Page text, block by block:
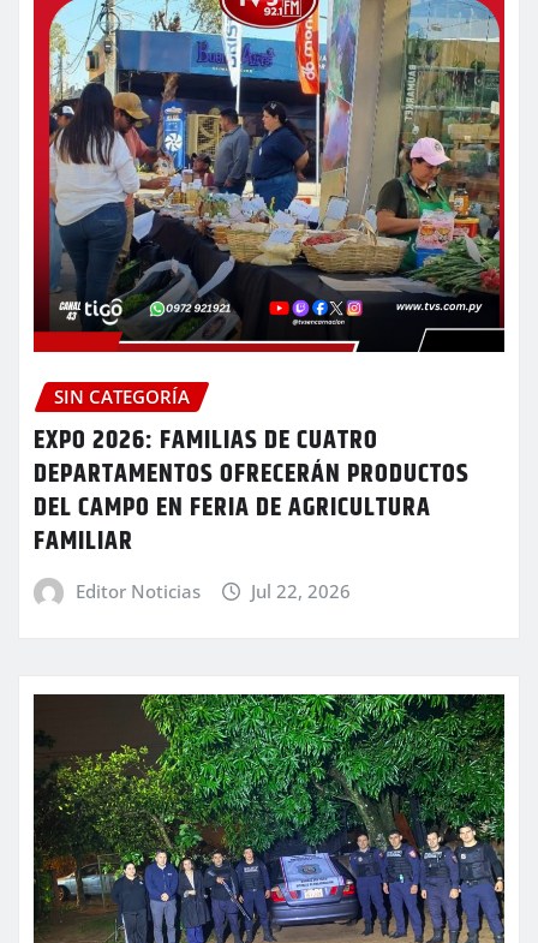
SIN CATEGORÍA
EXPO 2026: FAMILIAS DE CUATRO
DEPARTAMENTOS OFRECERÁN PRODUCTOS
DEL CAMPO EN FERIA DE AGRICULTURA
FAMILIAR
Editor Noticias Jul 22, 2026